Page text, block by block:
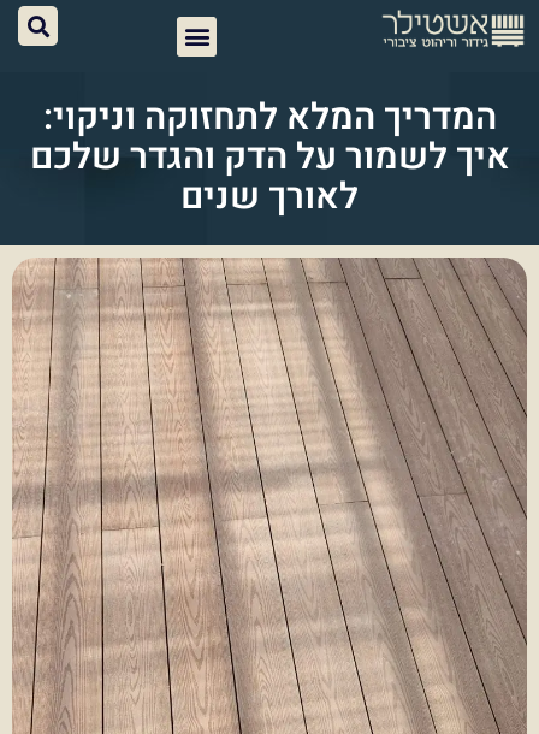
המדריך המלא לתחזוקה וניקוי:
איך לשמור על הדק והגדר שלכם
לאורך שנים